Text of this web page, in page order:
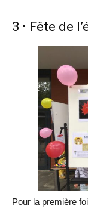
3 • Fête de
Pour la première